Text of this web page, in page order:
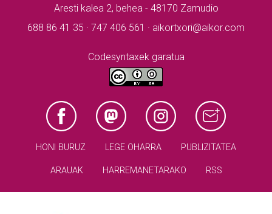
Aresti kalea 2, behea - 48170 Zamudio
688 86 41 35 · 747 406 561 · aikortxori@aikor.com
Codesyntaxek garatua
HONI BURUZ LEGE OHARRA PUBLIZITATEA
ARAUAK HARREMANETARAKO RSS